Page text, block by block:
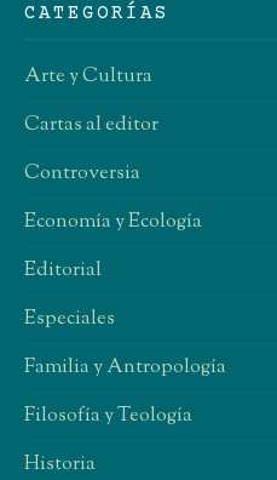
CATEGORÍAS
Arte y Cultura
Cartas al editor
Controversia
Economía y Ecología
Editorial
Especiales
Familia y Antropología
Filosofía y Teología
Historia